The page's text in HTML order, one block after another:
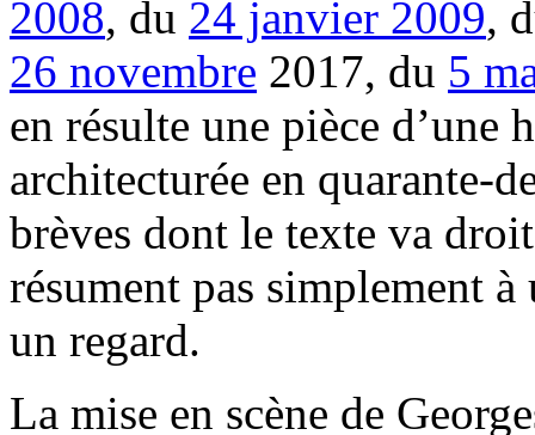
2008, du 24 janvier 2009,
26 novembre 2017, du 5
en résulte une pièce d’une
architecturée en quarante-
brèves dont le texte va
résument pas simplement
un regard.
La mise en scène de